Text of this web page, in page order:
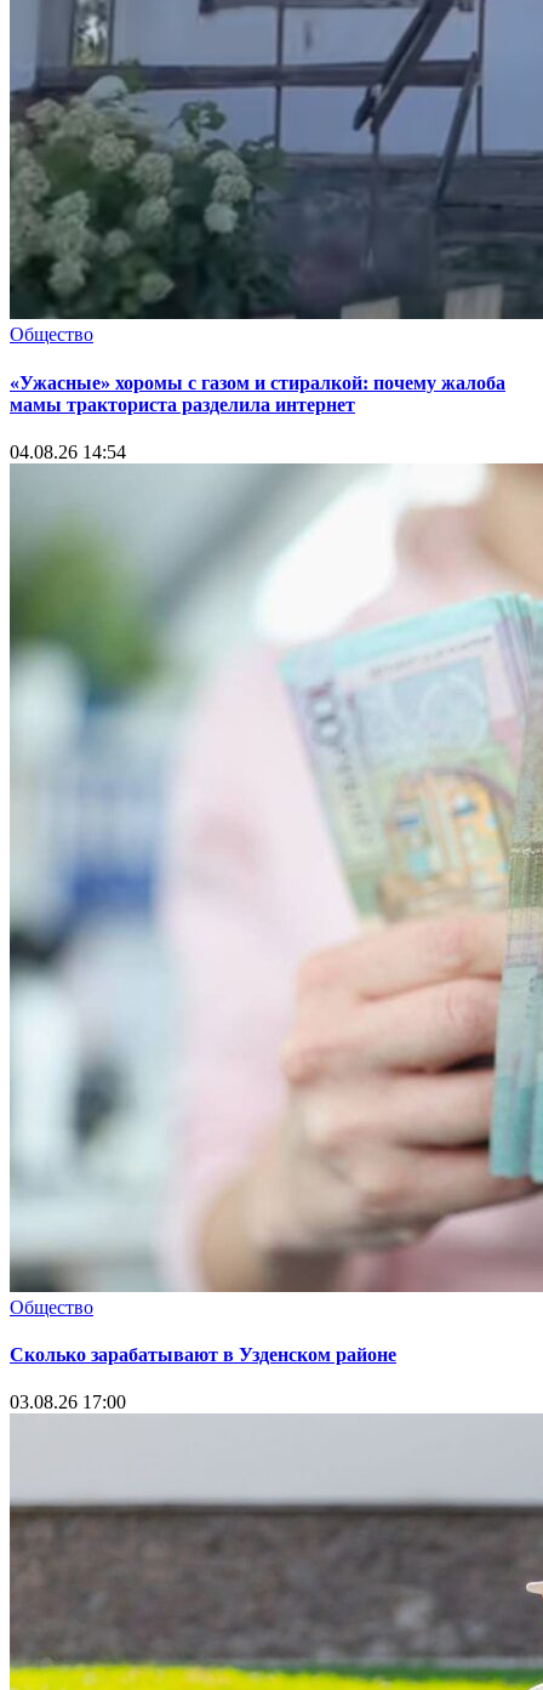
Общество
«Ужасные» хоромы с газом и стиралкой: почему жалоба
мамы тракториста разделила интернет
04.08.26 14:54
Общество
Сколько зарабатывают в Узденском районе
03.08.26 17:00